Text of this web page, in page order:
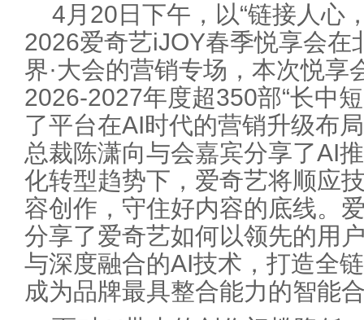
4月20日下午，以“链接人心
2026爱奇艺iJOY春季悦享会在
界·大会的营销专场，本次悦享
2026-2027年度超350部“长中
了平台在AI时代的营销升级布
总裁陈潇向与会嘉宾分享了AI
化转型趋势下，爱奇艺将顺应
容创作，守住好内容的底线。
分享了爱奇艺如何以领先的用
与深度融合的AI技术，打造全
成为品牌最具整合能力的智能